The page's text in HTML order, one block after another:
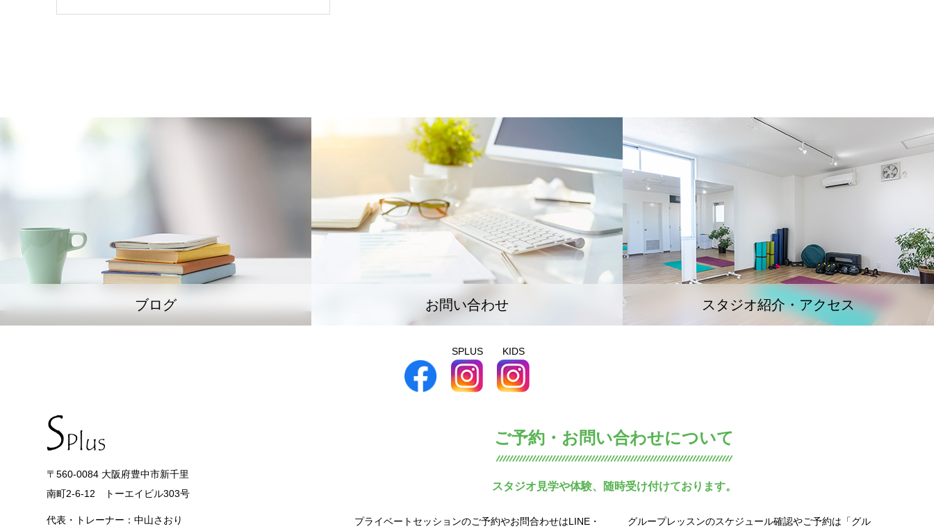
ブログ お問い合わせ スタジオ紹介・アクセス
SPLUS KIDS
〒560-0084 大阪府豊中市新千里
南町2-6-12 トーエイビル303号
代表・トレーナー：中山さおり
ご予約・お問い合わせについて
スタジオ見学や体験、随時受け付けております。
プライベートセッションのご予約やお問合わせはLINE・ グループレッスンのスケジュール確認やご予約は「グル